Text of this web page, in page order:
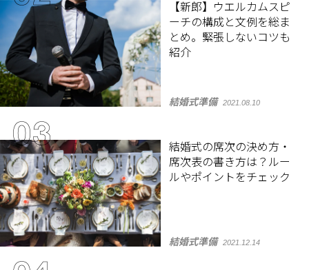
【新郎】ウエルカムスピ
ーチの構成と文例を総ま
とめ。緊張しないコツも
紹介
結婚式準備 2021.08.10
結婚式の席次の決め方・
席次表の書き方は？ルー
ルやポイントをチェック
結婚式準備 2021.12.14